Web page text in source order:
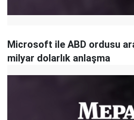
Microsoft ile ABD ordusu
milyar dolarlık anlaşma